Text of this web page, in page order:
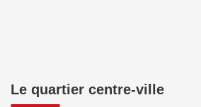
Le quartier centre-ville